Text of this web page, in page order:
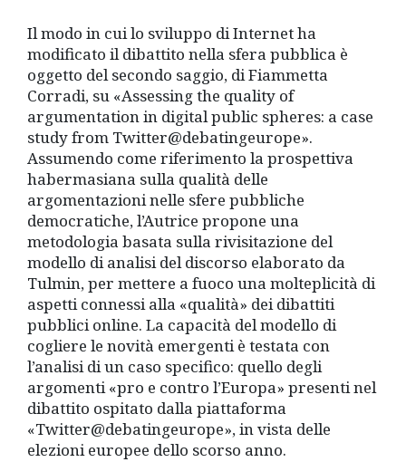
Il modo in cui lo sviluppo di Internet ha
modificato il dibattito nella sfera pubblica è
oggetto del secondo saggio, di Fiammetta
Corradi, su «Assessing the quality of
argumentation in digital public spheres: a case
study from Twitter@debatingeurope».
Assumendo come riferimento la prospettiva
habermasiana sulla qualità delle
argomentazioni nelle sfere pubbliche
democratiche, l’Autrice propone una
metodologia basata sulla rivisitazione del
modello di analisi del discorso elaborato da
Tulmin, per mettere a fuoco una molteplicità di
aspetti connessi alla «qualità» dei dibattiti
pubblici online. La capacità del modello di
cogliere le novità emergenti è testata con
l’analisi di un caso specifico: quello degli
argomenti «pro e contro l’Europa» presenti nel
dibattito ospitato dalla piattaforma
«Twitter@debatingeurope», in vista delle
elezioni europee dello scorso anno.